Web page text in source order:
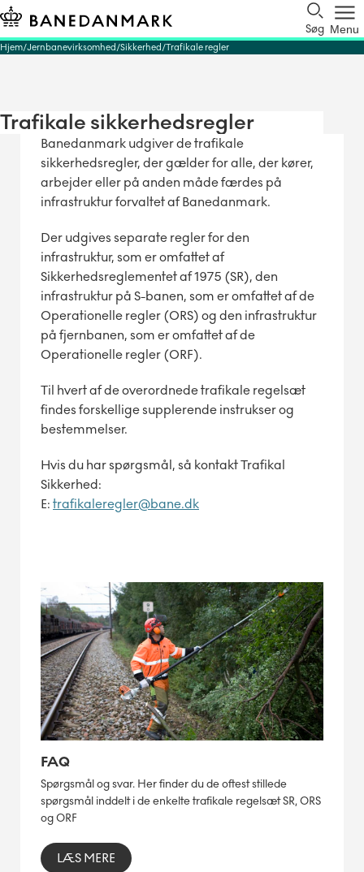
Søg Menu
Hjem Jernbanevirksomhed Sikkerhed Trafikale regler
Trafikale sikkerhedsregler
Banedanmark udgiver de trafikale
sikkerhedsregler, der gælder for alle, der kører,
arbejder eller på anden måde færdes på
infrastruktur forvaltet af Banedanmark.
Der udgives separate regler for den
infrastruktur, som er omfattet af
Sikkerhedsreglementet af 1975 (SR), den
infrastruktur på S-banen, som er omfattet af de
Operationelle regler (ORS) og den infrastruktur
på fjernbanen, som er omfattet af de
Operationelle regler (ORF).
Til hvert af de overordnede trafikale regelsæt
findes forskellige supplerende instrukser og
bestemmelser.
Hvis du har spørgsmål, så kontakt Trafikal
Sikkerhed:
E: trafikaleregler@bane.dk
FAQ
Spørgsmål og svar. Her finder du de oftest stillede
spørgsmål inddelt i de enkelte trafikale regelsæt SR, ORS
og ORF
LÆS MERE